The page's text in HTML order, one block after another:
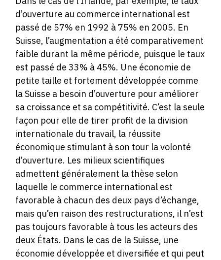
d’ouverture au commerce international est
passé de 57% en 1992 à 75% en 2005. En
Suisse, l’augmentation a été comparativement
faible durant la même période, puisque le taux
est passé de 33% à 45%. Une économie de
petite taille et fortement développée comme
la Suisse a besoin d’ouverture pour améliorer
sa croissance et sa compétitivité. C’est la seule
façon pour elle de tirer profit de la division
internationale du travail, la réussite
économique stimulant à son tour la volonté
d’ouverture. Les milieux scientifiques
admettent généralement la thèse selon
laquelle le commerce international est
favorable à chacun des deux pays d’échange,
mais qu’en raison des restructurations, il n’est
pas toujours favorable à tous les acteurs des
deux États. Dans le cas de la Suisse, une
économie développée et diversifiée et qui peut